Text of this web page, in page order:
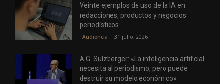
Veinte ejemplos de uso de la IA en
redacciones, productos y negocios
periodísticos
Audiencia 31 julio, 2026
A.G. Sulzberger: «La inteligencia artificial
necesita al periodismo, pero puede
destruir su modelo económico»